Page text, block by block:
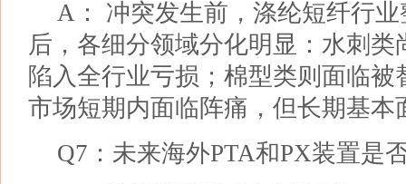
A： 冲突发生前，涤纶短纤行
后，各细分领域分化明显：水刺
陷入全行业亏损；棉型类则面临
市场短期内面临阵痛，但长期基本
Q7：未来海外PTA和PX装置是